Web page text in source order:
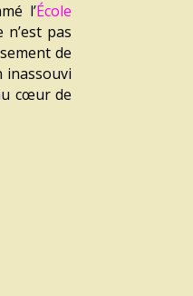
l’École
n’est pas
de
inassouvi
cœur de